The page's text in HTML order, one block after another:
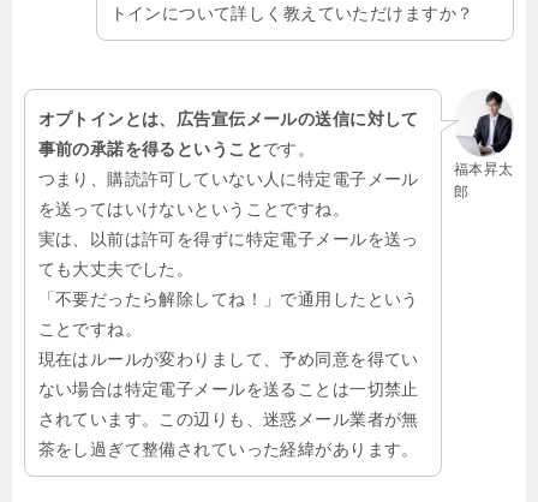
トインについて詳しく教えていただけますか？
福本昇太
郎
オプトインとは、広告宣伝メールの送信に対して
事前の承諾を得るということです。
つまり、購読許可していない人に特定電子メール
を送ってはいけないということですね。
実は、以前は許可を得ずに特定電子メールを送っ
ても大丈夫でした。
「不要だったら解除してね！」で通用したという
ことですね。
現在はルールが変わりまして、予め同意を得てい
ない場合は特定電子メールを送ることは一切禁止
されています。この辺りも、迷惑メール業者が無
茶をし過ぎて整備されていった経緯があります。